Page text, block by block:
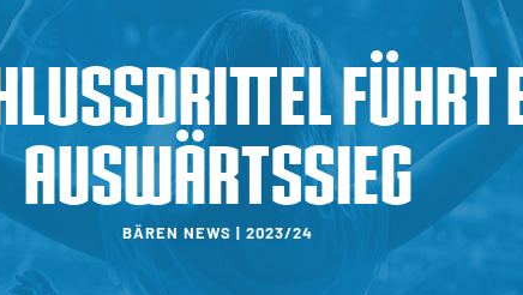
führt
Auswärtssieg
BÄREN NEWS | 2023/24